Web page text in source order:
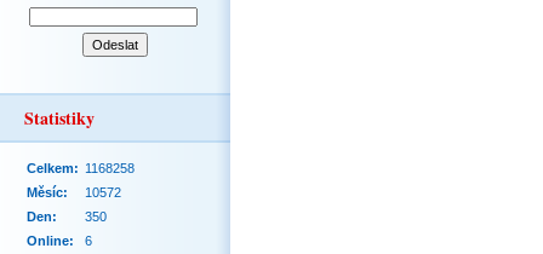
Statistiky
Online: 6
Celkem: 1168258
Měsíc:
10572
Den:
350